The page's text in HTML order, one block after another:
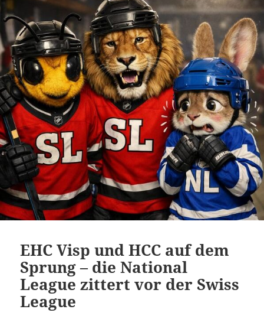
EHC Visp und HCC auf dem
Sprung – die National
League zittert vor der Swiss
League